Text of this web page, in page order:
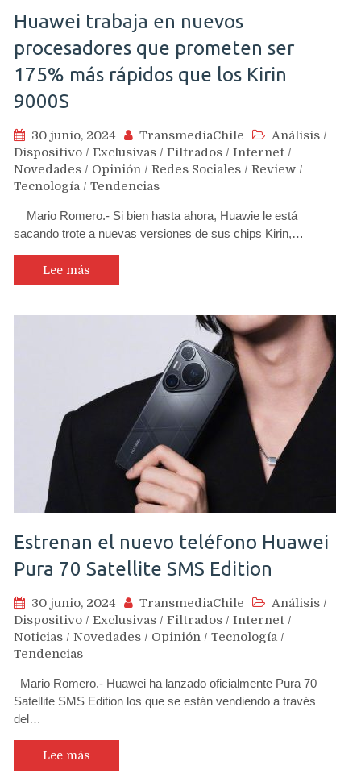
Huawei trabaja en nuevos
procesadores que prometen ser
175% más rápidos que los Kirin
9000S
30 junio, 2024 TransmediaChile Análisis /
Dispositivo / Exclusivas / Filtrados / Internet /
Novedades / Opinión / Redes Sociales / Review /
Tecnología / Tendencias
Mario Romero.- Si bien hasta ahora, Huawie le está
sacando trote a nuevas versiones de sus chips Kirin,…
Lee más
Estrenan el nuevo teléfono Huawei
Pura 70 Satellite SMS Edition
30 junio, 2024 TransmediaChile Análisis /
Dispositivo / Exclusivas / Filtrados / Internet /
Noticias / Novedades / Opinión / Tecnología /
Tendencias
Mario Romero.- Huawei ha lanzado oficialmente Pura 70
Satellite SMS Edition los que se están vendiendo a través
del…
Lee más